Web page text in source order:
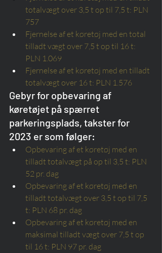
totalvægt over 3,5 t op til 7,5 t: PLN
757
Fjernelse af et køretøj med en total
tilladt vægt over 7,5 t op til 16 t:
PLN 1.069
Fjernelse af et køretøj med en tilladt
totalvægt over 16 t: PLN 1.576
Gebyr for opbevaring af
køretøjet på spærret
parkeringsplads, takster for
2023 er som følger:
Opbevaring af et køretøj med en
tilladt totalvægt på op til 3,5 t: PLN
52 pr. dag
Opbevaring af et køretøj med en
tilladt totalvægt over 3,5 t op til 7,5
t: PLN 68 pr. dag
Opbevaring af et køretøj med en
maksimal tilladt vægt over 7,5 t op
til 16 t: PLN 97 pr. dag